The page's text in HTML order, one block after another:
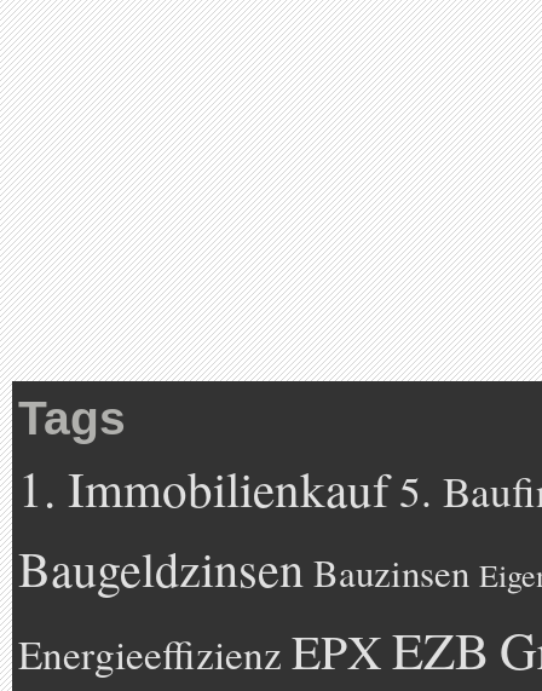
Tags
1. Immobilienkauf5.
BaugeldzinsenBauzinsen
Energieeffizienz EPXEZB